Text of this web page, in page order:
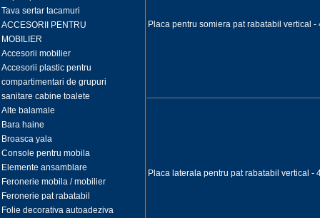
Tava sertar tacamuri
ACCESORII PENTRU
MOBILIER
Accesorii mobilier
Accesorii plastic pentru
compartimentari de grupuri
sanitare cabine toalete
Alte balamale
Bara haine
Broasca yala
Console pentru mobila
Elemente ansamblare
Feronerie mobila / mobilier
Feronerie pat rabatabil
Folie decorativa autoadeziva
Placa pentru somiera pat rabatabil vertical
Placa laterala pentru pat rabatabil vertical -